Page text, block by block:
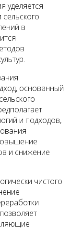
уделяется
в
основанный
и подходов,
и снижение
чистого